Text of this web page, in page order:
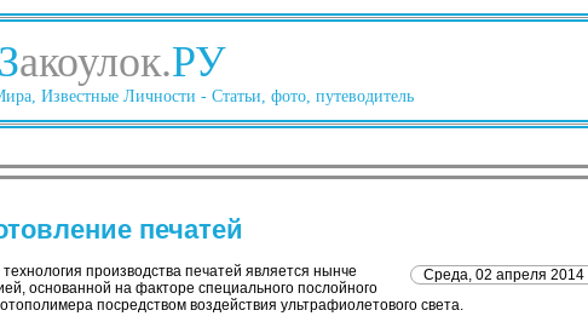
Закоулок.РУ
Известные Личности - Статьи, фото, путеводитель
печатей
Среда, 02 апреля 2014
производства печатей является нынче
основанной на факторе специального послойного
посредством воздействия ультрафиолетового света.